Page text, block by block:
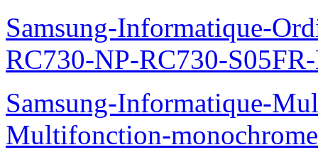
Samsung-Informatique-
RC730-NP-RC730-
Samsung-Informatique-
Multifonction-